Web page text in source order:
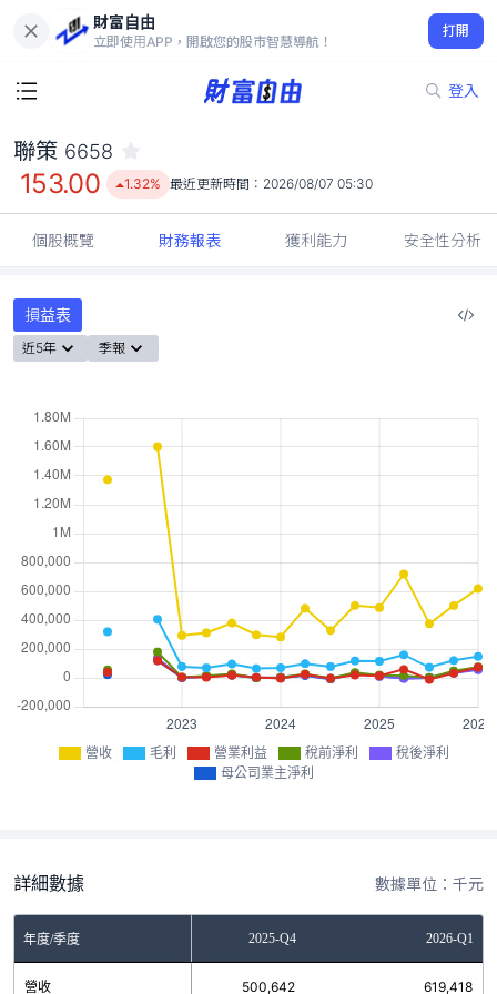
財富自由
立即使用APP，開啟您的股市智慧導航！
打開
登入
153.00
1.32%
聯策 6658
153.00 1.32% 最近更新時間： 2026/08/07 05:30
個股概覽 財務報表 獲利能力 安全性分析
損益表
近5年 季報
營收 毛利 營業利益 稅前淨利
稅後淨利
母公司業主淨利
詳細數據 數據單位：千元
年度/季度2025-Q3 2025-Q4 2026-Q1
營收 500,642 619,418